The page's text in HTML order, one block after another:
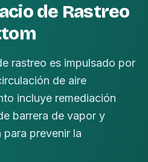
de Rastreo
rastreo es impulsado por
de aire
incluye remediación
barrera de vapor y
prevenir la